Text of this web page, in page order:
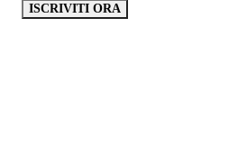
ISCRIVITI ORA